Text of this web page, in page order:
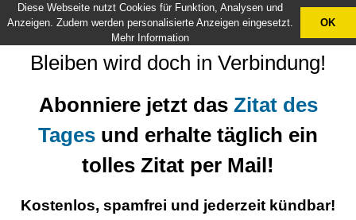
Bleiben wird doch in Verbindung!
Abonniere jetzt das Zitat des
Tages und erhalte täglich ein
tolles Zitat per Mail!
Kostenlos, spamfrei und jederzeit kündbar!
X
Diese Webseite nutzt Cookies für Funktion, Analysen und
Anzeigen. Zudem werden personalisierte Anzeigen eingesetzt.
Mehr Information
OK